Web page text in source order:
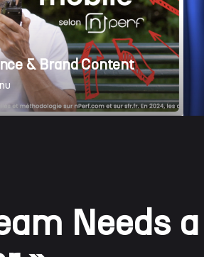
& Brand Content
Needs a